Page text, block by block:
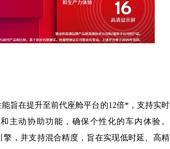
旨在提升至前代座舱平台的12倍*，支持实时
主动协助功能，确保个性化的车内体验。
擎，并支持混合精度，旨在实现低时延、高精